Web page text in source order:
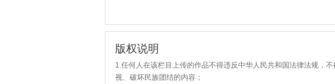
版权说明
1.任何人在该栏目上传的作品不得违反中华人民共和国法律法规，
视、破坏民族团结的内容；